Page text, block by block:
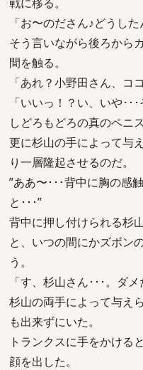
「お〜のださん♪どうした
そう言いながら後ろから
間を触る。
「あれ？小野田さん、コ
「いいっ！？い、いや･･･
しどろもどろの真のペニ
更に杉山の手によって与
り一層隆起させるのだ。
”ああ〜･･･背中に胸の感
と･･･”
背中に押し付けられる杉
と、いつの間にかズボン
う。
「す、杉山さん･･･。ダメ
杉山の両手によって与え
も出来ずにいた。
トランクスに手をかける
顔を出した。